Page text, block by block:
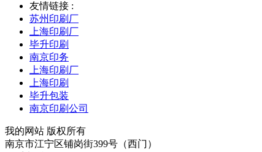
友情链接 :
苏州印刷厂
上海印刷厂
毕升印刷
南京印务
上海印刷厂
上海印刷
毕升包装
南京印刷公司
我的网站 版权所有
南京市江宁区铺岗街399号（西门）